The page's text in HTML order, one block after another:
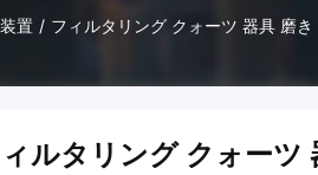
置 / フィルタリング クォーツ 器具 磨
ルタリング クォーツ